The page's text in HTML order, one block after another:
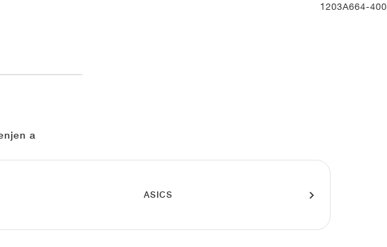
1203A664-400
a
ASICS